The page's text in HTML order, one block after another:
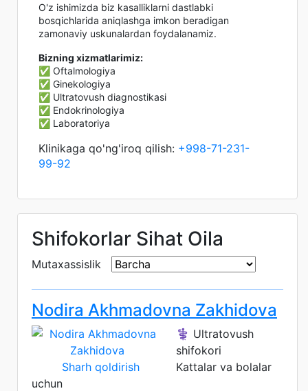
O'z ishimizda biz kasalliklarni dastlabki
bosqichlarida aniqlashga imkon beradigan
zamonaviy uskunalardan foydalanamiz.
Bizning xizmatlarimiz:
✅ Oftalmologiya
✅ Ginekologiya
✅ Ultratovush diagnostikasi
✅ Endokrinologiya
✅ Laboratoriya
Klinikaga qo'ng'iroq qilish: +998-71-231-
99-92
Shifokorlar Sihat Oila
Mutaxassislik
Nodira Akhmadovna Zakhidova
Sharh qoldirish
⚕️ Ultratovush
shifokori
Kattalar va bolalar
uchun